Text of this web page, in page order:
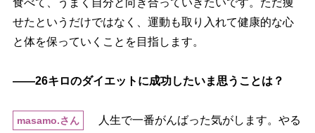
食べて、うまく自分と向き合っていきたいです。ただ痩
せたというだけではなく、運動も取り入れて健康的な心
と体を保っていくことを目指します。
――26キロのダイエットに成功したいま思うことは？
masamo.さん
人生で一番がんばった気がします。やる